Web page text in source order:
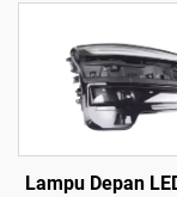
Lampu Depan